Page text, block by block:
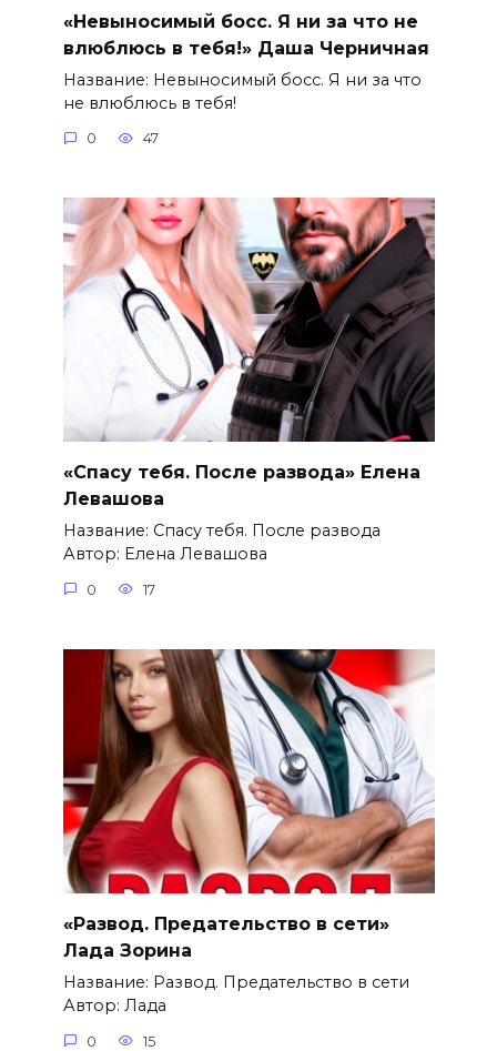
«Невыносимый босс. Я ни за что не
влюблюсь в тебя!» Даша Черничная
Название: Невыносимый босс. Я ни за что
не влюблюсь в тебя!
0 47
«Спасу тебя. После развода» Елена
Левашова
Название: Спасу тебя. После развода
Автор: Елена Левашова
0 17
«Развод. Предательство в сети»
Лада Зорина
Название: Развод. Предательство в сети
Автор: Лада
0 15